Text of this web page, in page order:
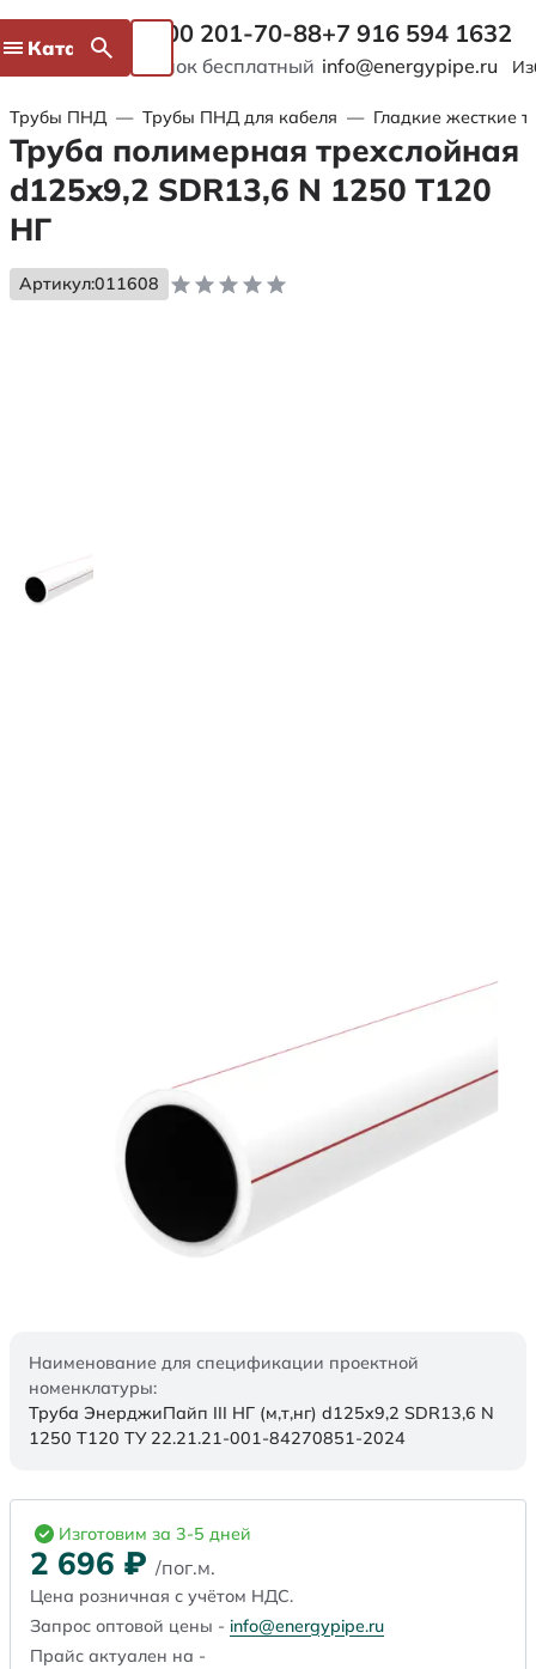
Каталог 8 800 201-70-88
Звонок бесплатный
+7 916 594 1632
info@energypipe.ru
Трубы ПНД — Трубы ПНД для кабеля — Гладкие жесткие
Труба полимерная трехслойная
d125x9,2 SDR13,6 N 1250 Т120
НГ
Артикул:011608
Наименование для спецификации проектной
номенклатуры:
Труба ЭнерджиПайп III НГ (м,т,нг) d125x9,2 SDR13,6 N
1250 Т120 ТУ 22.21.21-001-84270851-2024
Изготовим за 3-5 дней
2 696 ₽ /пог.м.
Цена розничная с учётом НДС.
Запрос оптовой цены - info@energypipe.ru
Прайс актуален на -